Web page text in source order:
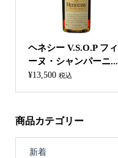
ヘネシー V.S.O.P フィ
ーヌ・シャンパーニ...
¥13,500 税込
商品カテゴリー
新着